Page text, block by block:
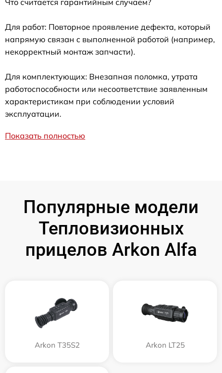
Что считается гарантийным случаем?
Для работ: Повторное проявление дефекта, который
напрямую связан с выполненной работой (например,
некорректный монтаж запчасти).
Для комплектующих: Внезапная поломка, утрата
работоспособности или несоответствие заявленным
характеристикам при соблюдении условий
эксплуатации.
Показать полностью
Популярные модели
Тепловизионных
прицелов Arkon Alfa
Arkon T35S2 Arkon LT25